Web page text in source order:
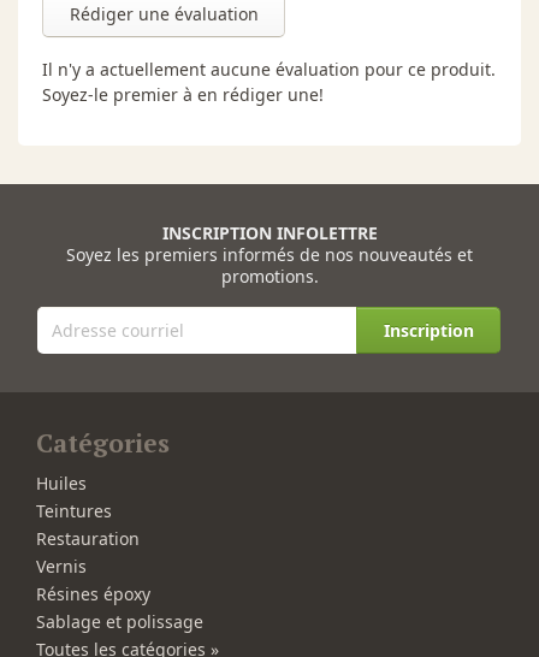
Rédiger une évaluation
Il n'y a actuellement aucune évaluation pour ce produit.
Soyez-le premier à en rédiger une!
INSCRIPTION INFOLETTRE
Soyez les premiers informés de nos nouveautés et
promotions.
Inscription
Catégories
Huiles
Teintures
Restauration
Vernis
Résines époxy
Sablage et polissage
Toutes les catégories »